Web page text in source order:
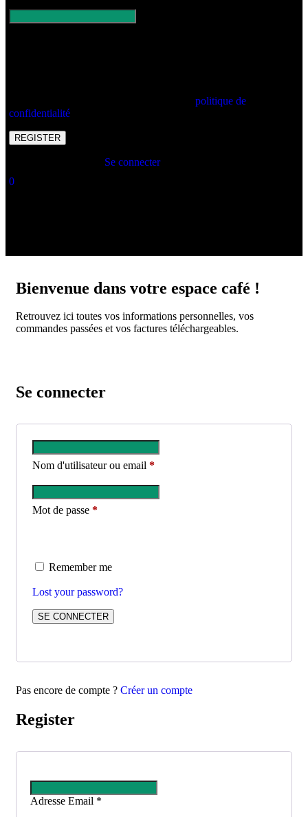
politique de
confidentialité
REGISTER
Se connecter
0
Bienvenue dans votre espace café !
Retrouvez ici toutes vos informations personnelles, vos
commandes passées et vos factures téléchargeables.
Se connecter
Nom d'utilisateur ou email *
Mot de passe *
Remember me
Lost your password?
Pas encore de compte ? Créer un compte
Register
Adresse Email *